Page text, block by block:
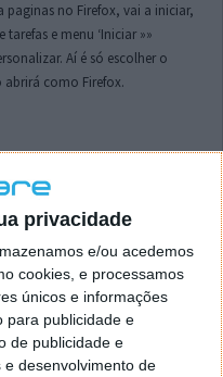
privacidade
e/ou acedemos
cookies, e processamos
únicos e informações
para publicidade e
de publicidade e
desenvolvimento de
paginas no Firefox, vai a iniciar,
e menu ‘Iniciar »»
Aí é só escolher o
abrirá como Firefox.
às 02:26
te a chatear mas na
la nada k me permita por
Ja percorri o painel
comecar a desesperar, ate ja
de forçar o uso do
lembres de outra dica fico
obrigado a mesma